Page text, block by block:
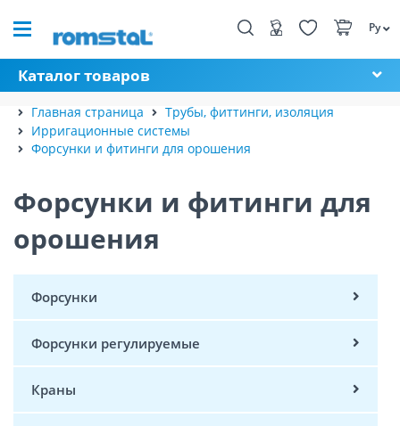
Ру
Каталог товаров
Главная страница
Трубы, фиттинги, изоляция
Ирригационные системы
Форсунки и фитинги для орошения
Форсунки и фитинги для
орошения
Форсунки
Форсунки регулируемые
Краны